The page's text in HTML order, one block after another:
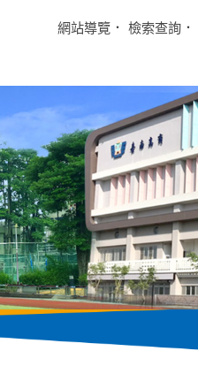
網站導覽 ． 檢索查詢 ．